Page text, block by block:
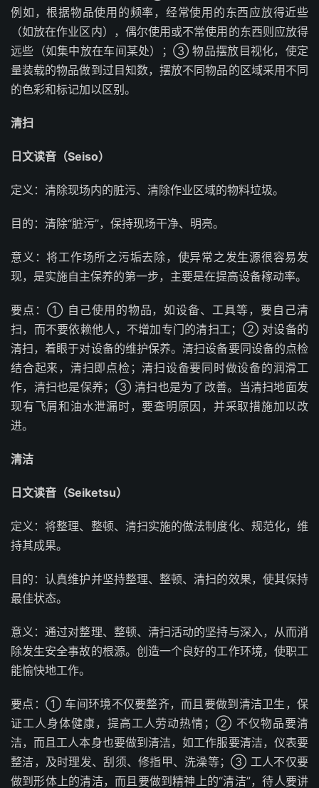
例如，根据物品使用的频率，经常使用的东西应放得近些
（如放在作业区内），偶尔使用或不常使用的东西则应放得
远些（如集中放在车间某处）；③ 物品摆放目视化，使定
量装载的物品做到过目知数，摆放不同物品的区域采用不同
的色彩和标记加以区别。
清扫
日文读音（Seiso）
定义：清除现场内的脏污、清除作业区域的物料垃圾。
目的：清除“脏污”，保持现场干净、明亮。
意义：将工作场所之污垢去除，使异常之发生源很容易发
现，是实施自主保养的第一步，主要是在提高设备稼动率。
要点：① 自己使用的物品，如设备、工具等，要自己清
扫，而不要依赖他人，不增加专门的清扫工；② 对设备的
清扫，着眼于对设备的维护保养。清扫设备要同设备的点检
结合起来，清扫即点检；清扫设备要同时做设备的润滑工
作，清扫也是保养；③ 清扫也是为了改善。当清扫地面发
现有飞屑和油水泄漏时，要查明原因，并采取措施加以改
进。
清洁
日文读音（Seiketsu）
定义：将整理、整顿、清扫实施的做法制度化、规范化，维
持其成果。
目的：认真维护并坚持整理、整顿、清扫的效果，使其保持
最佳状态。
意义：通过对整理、整顿、清扫活动的坚持与深入，从而消
除发生安全事故的根源。创造一个良好的工作环境，使职工
能愉快地工作。
要点：① 车间环境不仅要整齐，而且要做到清洁卫生，保
证工人身体健康，提高工人劳动热情；② 不仅物品要清
洁，而且工人本身也要做到清洁，如工作服要清洁，仪表要
整洁，及时理发、刮须、修指甲、洗澡等；③ 工人不仅要
做到形体上的清洁，而且要做到精神上的“清洁”，待人要讲